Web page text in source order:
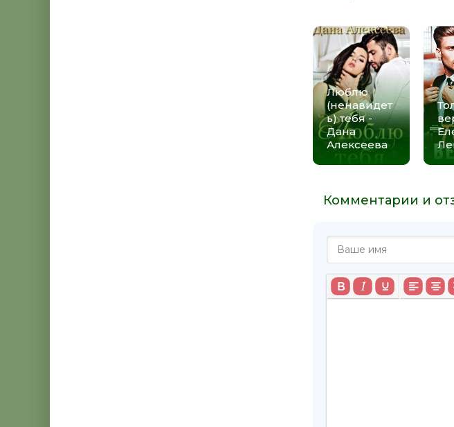
Люблю
(ненавидет
ь) тебя -
Дана
Алексеева
Комментарии и